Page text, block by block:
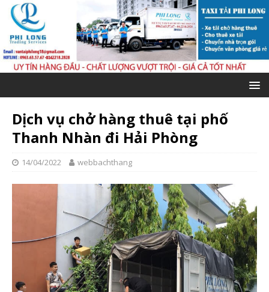
Dịch vụ chở hàng thuê tại phố
Thanh Nhàn đi Hải Phòng
14/04/2022 webbachthang